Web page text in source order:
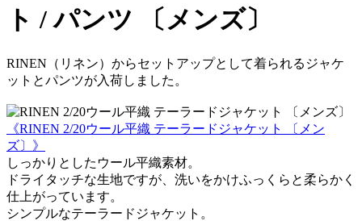
ト / パンツ 〔メンズ〕
RINEN（リネン）からセットアップとして着られるジャケ
ットとパンツが入荷しました。
《RINEN 2/20ウール平織 テーラードジャケット 〔メン
ズ〕》
しっかりとしたウール平織素材。
ドライタッチな生地ですが、洗いをかけふっくらと柔らかく
仕上がっています。
シンプルなテーラードジャケット。